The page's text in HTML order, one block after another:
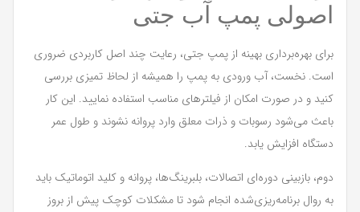
اصولی پمپ آب جتی
برای بهره‌برداری بهینه از پمپ جتی، رعایت چند اصل کاربردی ضروری
است. نخست، آب ورودی به پمپ را همیشه از لحاظ تمیزی بررسی
کنید و در صورت امکان از فیلترهای مناسب استفاده نمایید. این کار
باعث می‌شود رسوبات و ذرات معلق وارد پروانه نشوند و طول عمر
دستگاه افزایش یابد.
دوم، بازبینی دوره‌ای اتصالات، بلبرینگ‌ها، پروانه و کلید اتوماتیک باید
به روال برنامه‌ریزی‌شده انجام شود تا مشکلات کوچک پیش از بروز